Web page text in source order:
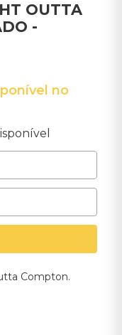
OUTTA
-
no
Compton.